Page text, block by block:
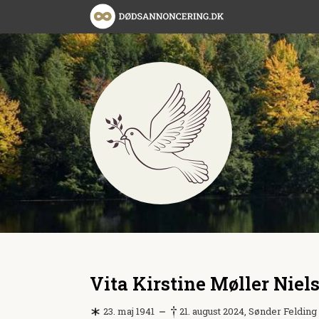
Vita Kirstine Møller
23. maj 1941 21. august 2024, Sønder Felding